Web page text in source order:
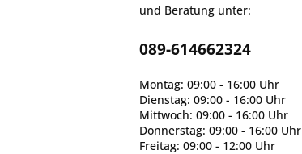
und Beratung unter:
089-614662324
Montag: 09:00 - 16:00 Uhr
Dienstag: 09:00 - 16:00 Uhr
Mittwoch: 09:00 - 16:00 Uhr
Donnerstag: 09:00 - 16:00 Uhr
Freitag: 09:00 - 12:00 Uhr